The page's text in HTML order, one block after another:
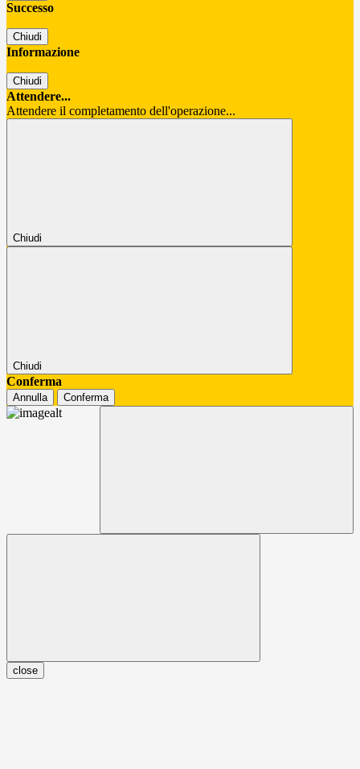
Successo
Chiudi
Informazione
Chiudi
Attendere...
Attendere il completamento dell'operazione...
Chiudi
Chiudi
Conferma
Annulla Conferma
close